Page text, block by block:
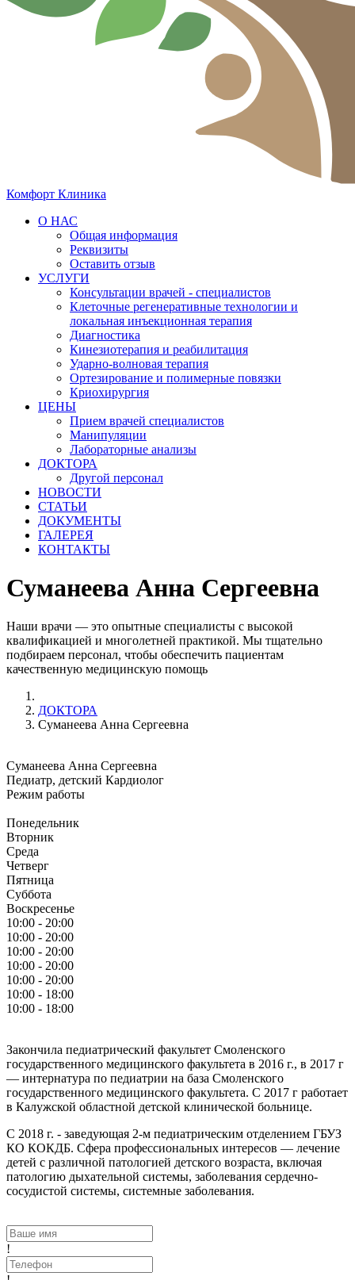
Комфорт Клиника
О НАС
Общая информация
Реквизиты
Оставить отзыв
УСЛУГИ
Консультации врачей - специалистов
Клеточные регенеративные технологии и
локальная инъекционная терапия
Диагностика
Кинезиотерапия и реабилитация
Ударно-волновая терапия
Ортезирование и полимерные повязки
Криохирургия
ЦЕНЫ
Прием врачей специалистов
Манипуляции
Лабораторные анализы
ДОКТОРА
Другой персонал
НОВОСТИ
СТАТЬИ
ДОКУМЕНТЫ
ГАЛЕРЕЯ
КОНТАКТЫ
Суманеева Анна Cергеевна
Наши врачи — это опытные специалисты с высокой
квалификацией и многолетней практикой. Мы тщательно
подбираем персонал, чтобы обеспечить пациентам
качественную медицинскую помощь
ДОКТОРА
Суманеева Анна Cергеевна
Суманеева Анна Cергеевна
Педиатр, детский Кардиолог
Режим работы
Понедельник
Вторник
Среда
Четверг
Пятница
Суббота
Воскресенье
10:00 - 20:00
10:00 - 20:00
10:00 - 20:00
10:00 - 20:00
10:00 - 20:00
10:00 - 18:00
10:00 - 18:00
Закончила педиатрический факультет Смоленского
государственного медицинского факультета в 2016 г., в 2017 г
— интернатура по педиатрии на база Смоленского
государственного медицинского факультета. С 2017 г работает
в Калужской областной детской клинической больнице.
С 2018 г. - заведующая 2-м педиатрическим отделением ГБУЗ
КО КОКДБ. Сфера профессиональных интересов — лечение
детей с различной патологией детского возраста, включая
патологию дыхательной системы, заболевания сердечно-
сосудистой системы, системные заболевания.
!